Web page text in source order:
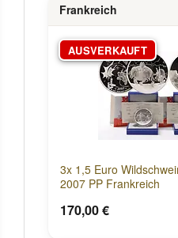
Frankreich
AUSVERKAUFT
3x 1,5 Euro
2007 PP Frankreich
170,00 €